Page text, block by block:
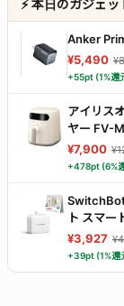
⚡ 本日のガジェ
Anker
¥5,490
+55pt (1%還
アイリス
ヤー FV-
¥7,900
+478pt (6%
SwitchBot
ト スマー
スマホで
対応(ハブ
¥3,927
+39pt (1%還